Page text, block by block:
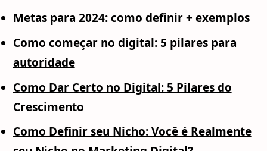
Metas para 2024: como definir + exemplos
Como começar no digital: 5 pilares para
autoridade
Como Dar Certo no Digital: 5 Pilares do
Crescimento
Como Definir seu Nicho: Você é Realmente